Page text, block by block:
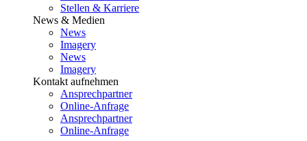
Stellen & Karriere
News & Medien
News
Imagery
News
Imagery
Kontakt aufnehmen
Ansprechpartner
Online-Anfrage
Ansprechpartner
Online-Anfrage